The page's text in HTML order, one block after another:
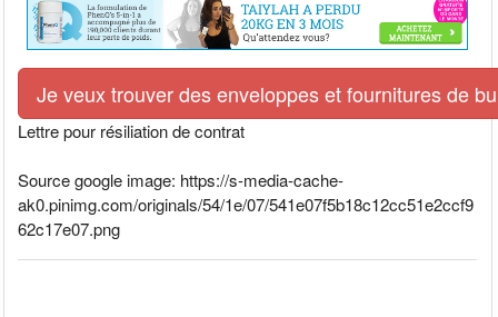
Je veux trouver des enveloppes et fournitures de
Lettre pour résiliation de contrat
Source google image: https://s-media-cache-
ak0.pinimg.com/originals/54/1e/07/541e07f5b18c12cc51e2ccf9
62c17e07.png